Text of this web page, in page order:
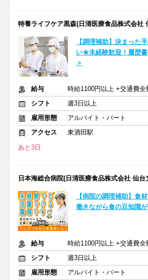
特養ライフケア黒森(日清医療食品株式会社
【調理補助】決まった
い★未経験歓迎！履歴
＞
給与
シフト
週3日以上
雇用形態
アルバイト・パート
アクセス
東酒田駅
あと3日
日本海総合病院(日清医療食品株式会社 仙台
【病院の調理補助】食
働きながら食の豆知識
給与
シフト
週3日以上
雇用形態
アルバイト・パート